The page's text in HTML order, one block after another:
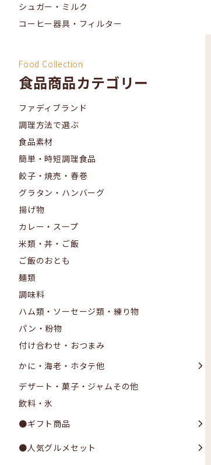
シュガー・ミルク
コーヒー器具・フィルター
Food Collection
食品商品カテゴリー
ファディブランド
調理方法で選ぶ
食品素材
簡単・時短調理食品
餃子・焼売・春巻
グラタン・ハンバーグ
揚げ物
カレー・スープ
米類・丼・ご飯
ご飯のおとも
麺類
調味料
ハム類・ソーセージ類・練り物
パン・粉物
付け合わせ・おつまみ
かに・海老・ホタテ他
デザート・菓子・ジャムその他
飲料・氷
●ギフト商品
●人気グルメセット